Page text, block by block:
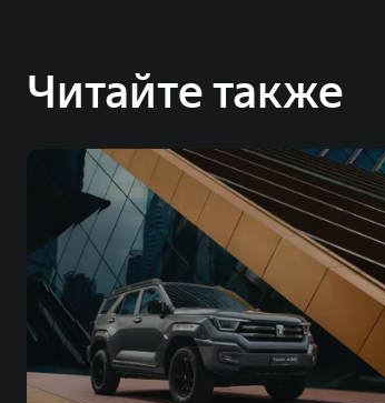
Читайте также